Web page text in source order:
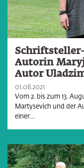
Autorin
Autor
01.08.2021
Vom 2. bis zum 13.
Martysevich und der
einer…